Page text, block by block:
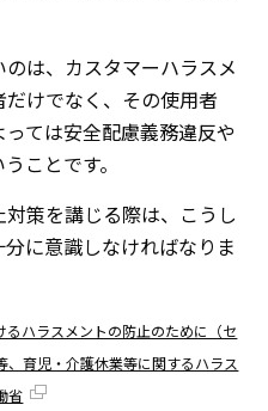
は、カスタマーハラスメ
けでなく、その使用者
っては安全配慮義務違反や
ことです。
策を講じる際は、こうし
に意識しなければなりま
ハラスメントの防止のために（セ
育児・介護休業等に関するハラス
省